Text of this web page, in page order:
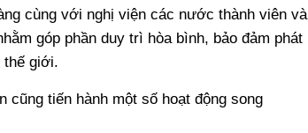
cùng với nghị viện các nước thành viên và
góp phần duy trì hòa bình, bảo đảm phát
thế giới.
cũng tiến hành một số hoạt động song